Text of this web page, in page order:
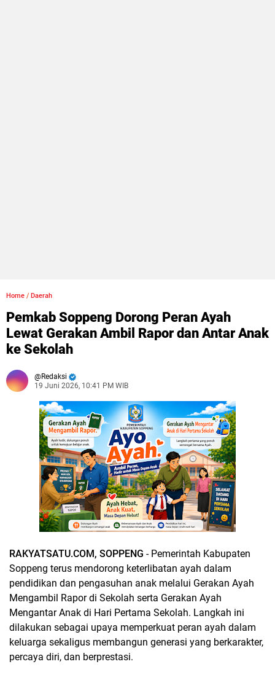
Home / Daerah
Pemkab Soppeng Dorong Peran Ayah
Lewat Gerakan Ambil Rapor dan Antar Anak
ke Sekolah
Redaksi
19 Juni 2026, 10:41 PM WIB
RAKYATSATU.COM, SOPPENG - Pemerintah Kabupaten
Soppeng terus mendorong keterlibatan ayah dalam
pendidikan dan pengasuhan anak melalui Gerakan Ayah
Mengambil Rapor di Sekolah serta Gerakan Ayah
Mengantar Anak di Hari Pertama Sekolah. Langkah ini
dilakukan sebagai upaya memperkuat peran ayah dalam
keluarga sekaligus membangun generasi yang berkarakter,
percaya diri, dan berprestasi.